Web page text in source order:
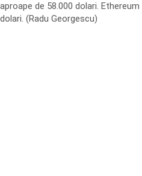
aproape de 58.000 dolari.
dolari. (Radu Georgescu)